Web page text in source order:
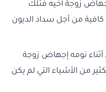
زوجة أخيه فتلك
من أجل سداد الديون
أثناء نومه إجهاض زوجة
من الأشياء التي لم يكن